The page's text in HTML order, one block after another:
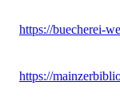
https://buecherei-
https://